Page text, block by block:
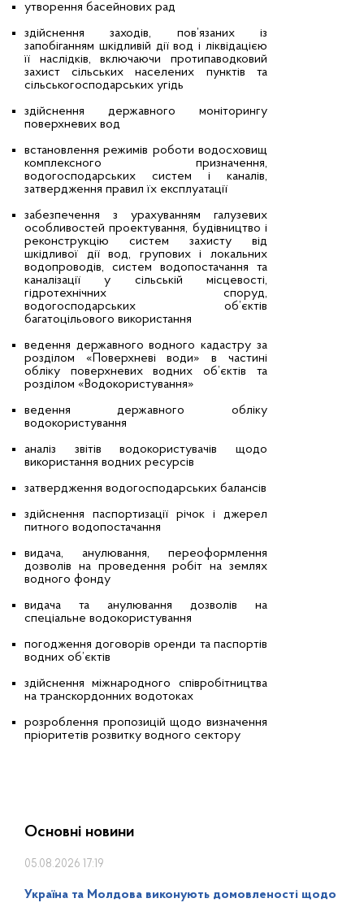
утворення басейнових рад
здійснення заходів, пов’язаних із
запобіганням шкідливій дії вод і ліквідацією
її наслідків, включаючи протипаводковий
захист сільських населених пунктів та
сільськогосподарських угідь
здійснення державного моніторингу
поверхневих вод
встановлення режимів роботи водосховищ
комплексного призначення,
водогосподарських систем і каналів,
затвердження правил їх експлуатації
забезпечення з урахуванням галузевих
особливостей проектування, будівництво і
реконструкцію систем захисту від
шкідливої дії вод, групових і локальних
водопроводів, систем водопостачання та
каналізації у сільській місцевості,
гідротехнічних споруд,
водогосподарських об’єктів
багатоцільового використання
ведення державного водного кадастру за
розділом «Поверхневі води» в частині
обліку поверхневих водних об’єктів та
розділом «Водокористування»
ведення державного обліку
водокористування
аналіз звітів водокористувачів щодо
використання водних ресурсів
затвердження водогосподарських балансів
здійснення паспортизації річок і джерел
питного водопостачання
видача, анулювання, переоформлення
дозволів на проведення робіт на землях
водного фонду
видача та анулювання дозволів на
спеціальне водокористування
погодження договорів оренди та паспортів
водних об’єктів
здійснення міжнародного співробітництва
на транскордонних водотоках
розроблення пропозицій щодо визначення
пріоритетів розвитку водного сектору
Основні новини
05.08.2026 17:19
Україна та Молдова виконують домовленості щодо